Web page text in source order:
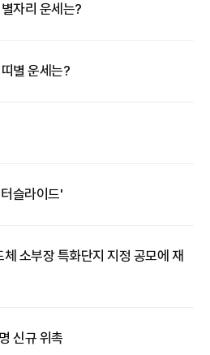
자리 운세는?
별 운세는?
슬라이드'
소부장 특화단지 지정 공모에 재
신규 위촉